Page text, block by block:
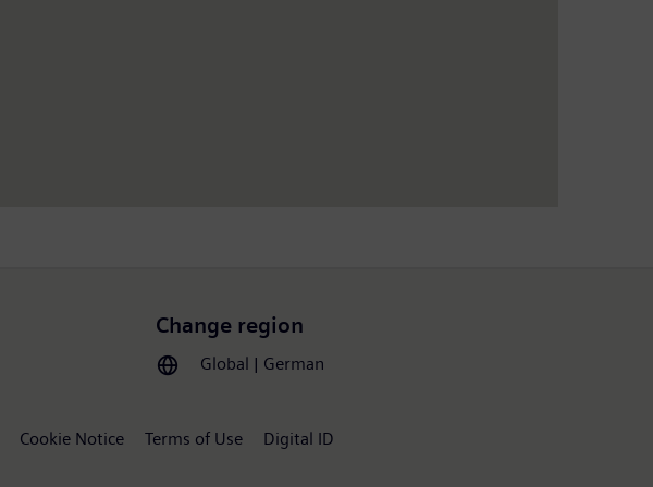
Change region
Global | German
Cookie Notice Terms of Use Digital ID